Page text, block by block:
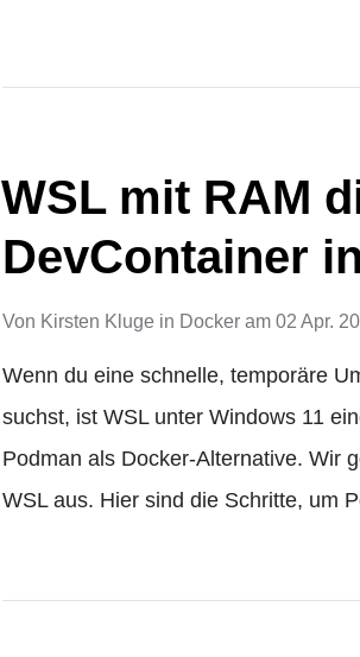
WSL mit RAM
DevContainer
Von Kirsten Kluge in Docker am02 Apr.
Wenn du eine schnelle, temporäre
suchst, ist WSL unter Windows 11
Podman als Docker-Alternative. Wir
WSL aus. Hier sind die Schritte, um